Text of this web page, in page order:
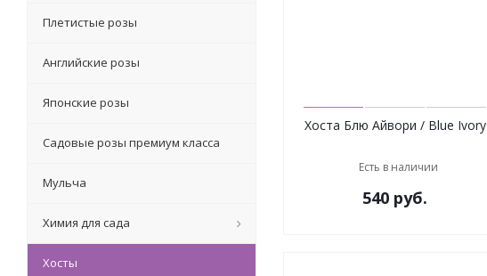
Хоста Блю Айвори / Blue Ivory
Есть в наличии
540 руб.
Плетистые розы
Английские розы
Японские розы
Садовые розы премиум класса
Мульча
Химия для сада
Хосты